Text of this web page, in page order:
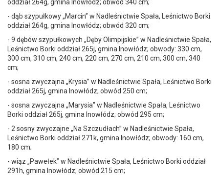
oddział 264g, gmina Inowłódz; obwód 340 cm;
- dąb szypułkowy „Marcin” w Nadleśnictwie Spała, Leśnictwo Borki
oddział 264g, gmina Inowłódz; obwód 320 cm;
- 9 dębów szypułkowych „Dęby Olimpijskie” w Nadleśnictwie Spała,
Leśnictwo Borki oddział 265j, gmina Inowłódz; obwody: 330 cm,
300 cm, 310 cm, 240 cm, 220 cm, 270 cm, 210 cm, 300 cm, 340
cm;
- sosna zwyczajna „Krysia” w Nadleśnictwie Spała, Leśnictwo Borki
oddział 265j, gmina Inowłódz; obwód 250 cm;
- sosna zwyczajna „Marysia” w Nadleśnictwie Spała, Leśnictwo
Borki oddział 265j, gmina Inowłódz; obwód 295 cm;
- 2 sosny zwyczajne „Na Szczudłach” w Nadleśnictwie Spała,
Leśnictwo Borki oddział 271k, gmina Inowłódz; obwody: 160 cm,
180 cm;
- wiąz „Pawełek” w Nadleśnictwie Spała, Leśnictwo Borki oddział
291h, gmina Inowłódz; obwód 215 cm;